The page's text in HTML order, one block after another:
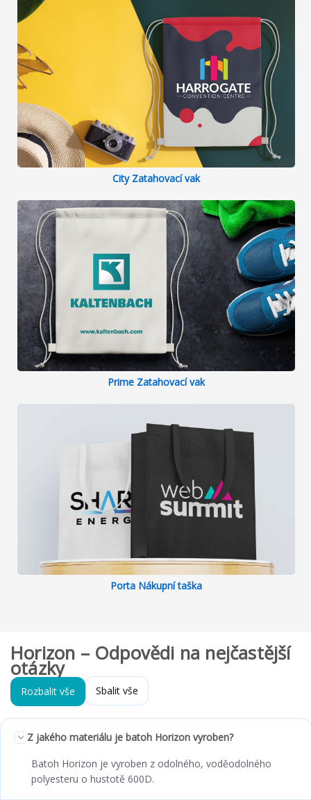
City Zatahovací vak
Prime Zatahovací vak
Porta Nákupní taška
Horizon – Odpovědi na nejčastější
otázky
Rozbalit vše Sbalit vše
Z jakého materiálu je batoh Horizon vyroben?
Batoh Horizon je vyroben z odolného, voděodolného
polyesteru o hustotě 600D.